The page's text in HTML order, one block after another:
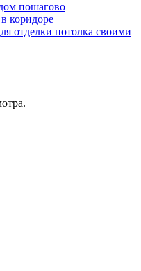
пошагово
коридоре
отделки потолка своими